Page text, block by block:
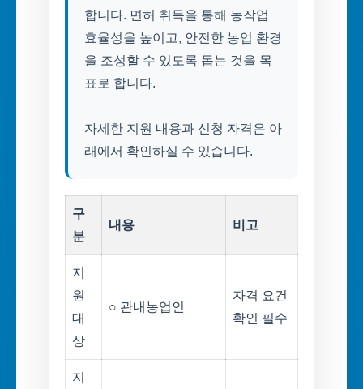
합니다. 면허 취득을 통해 농작업
효율성을 높이고, 안전한 농업 환경
을 조성할 수 있도록 돕는 것을 목
표로 합니다.
자세한 지원 내용과 신청 자격은 아
래에서 확인하실 수 있습니다.
구
분
내용 비고
지
원
대
상
○ 관내농업인
자격 요건
확인 필수
지